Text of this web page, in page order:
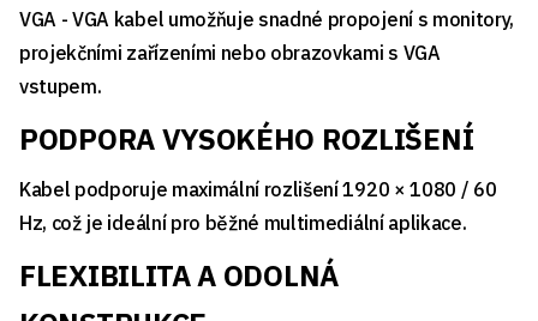
VGA - VGA kabel umožňuje snadné propojení s monitory,
projekčními zařízeními nebo obrazovkami s VGA
vstupem.
PODPORA VYSOKÉHO ROZLIŠENÍ
Kabel podporuje maximální rozlišení 1920 × 1080 / 60
Hz, což je ideální pro běžné multimediální aplikace.
FLEXIBILITA A ODOLNÁ